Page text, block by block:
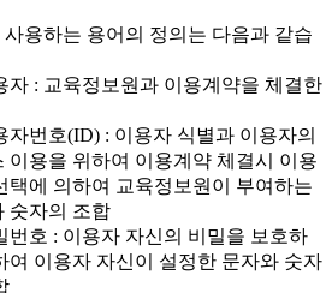
사용하는 용어의 정의는 다음과 같습
: 교육정보원과 이용계약을 체결한
번호(ID) : 이용자 식별과 이용자의
이용을 위하여 이용계약 체결시 이용
택에 의하여 교육정보원이 부여하는
숫자의 조합
호 : 이용자 자신의 비밀을 보호하
여 이용자 자신이 설정한 문자와 숫자